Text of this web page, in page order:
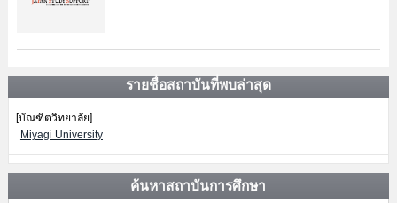
รายชื่อสถาบันที่พบล่าสุด
[บัณฑิตวิทยาลัย]
Miyagi University
ค้นหาสถาบันการศึกษา